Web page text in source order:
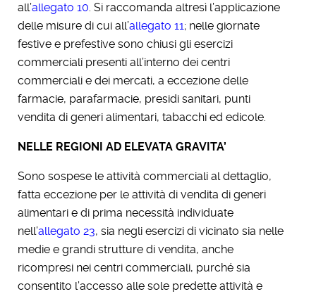
all’allegato 10. Si raccomanda altresì l’applicazione
delle misure di cui all’allegato 11; nelle giornate
festive e prefestive sono chiusi gli esercizi
commerciali presenti all’interno dei centri
commerciali e dei mercati, a eccezione delle
farmacie, parafarmacie, presidi sanitari, punti
vendita di generi alimentari, tabacchi ed edicole.
NELLE REGIONI AD ELEVATA GRAVITA’
Sono sospese le attività commerciali al dettaglio,
fatta eccezione per le attività di vendita di generi
alimentari e di prima necessità individuate
nell’allegato 23, sia negli esercizi di vicinato sia nelle
medie e grandi strutture di vendita, anche
ricompresi nei centri commerciali, purché sia
consentito l’accesso alle sole predette attività e